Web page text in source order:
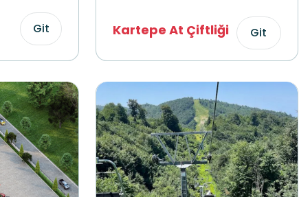
Git Kartepe At Çiftliği Git